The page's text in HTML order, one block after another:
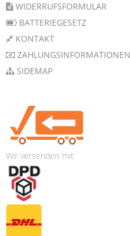
WIDERRUFSFORMULAR
BATTERIEGESETZ
KONTAKT
ZAHLUNGSINFORMATIONEN
SIDEMAP
Wir versenden mit